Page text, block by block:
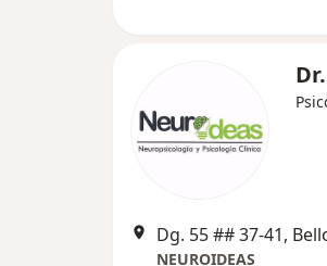
Dg. 55 ## 37-41,
NEUROIDEAS